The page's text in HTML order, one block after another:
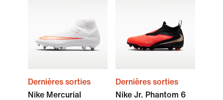
Dernières sorties
Nike Mercurial
Dernières sorties
Nike Jr. Phantom 6